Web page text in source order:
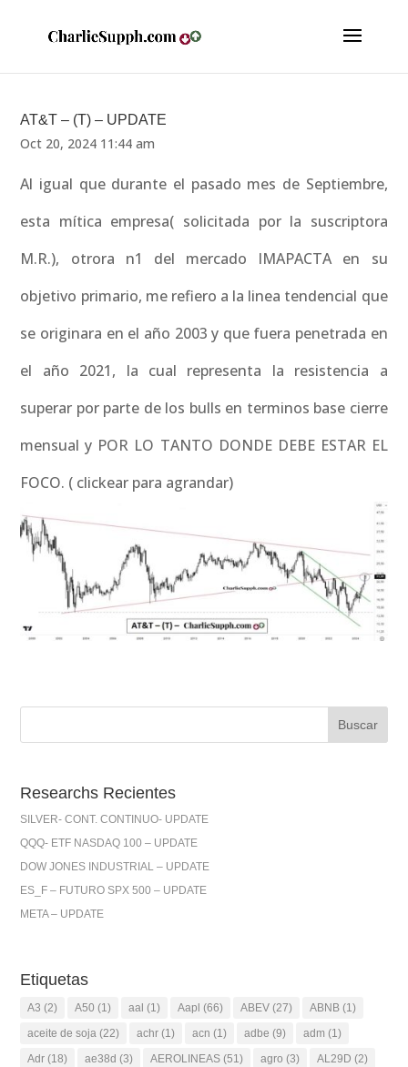
AT&T – (T) – UPDATE
Oct 20, 2024 11:44 am
Al igual que durante el pasado mes de Septiembre,
esta mítica empresa( solicitada por la suscriptora
M.R.), otrora n1 del mercado IMAPACTA en su
objetivo primario, me refiero a la linea tendencial que
se originara en el año 2003 y que fuera penetrada en
el año 2021, la cual representa la resistencia a
superar por parte de los bulls en terminos base cierre
mensual y POR LO TANTO DONDE DEBE ESTAR EL
FOCO. ( clickear para agrandar)
Researchs Recientes
SILVER- CONT. CONTINUO- UPDATE
QQQ- ETF NASDAQ 100 – UPDATE
DOW JONES INDUSTRIAL – UPDATE
ES_F – FUTURO SPX 500 – UPDATE
META – UPDATE
Etiquetas
A3 (2) A50 (1) aal (1) Aapl (66) ABEV (27) ABNB (1)
aceite de soja (22) achr (1) acn (1) adbe (9) adm (1)
Adr (18) ae38d (3) AEROLINEAS (51) agro (3) AL29D (2)